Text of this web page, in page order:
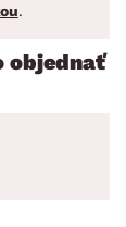
.
objednať